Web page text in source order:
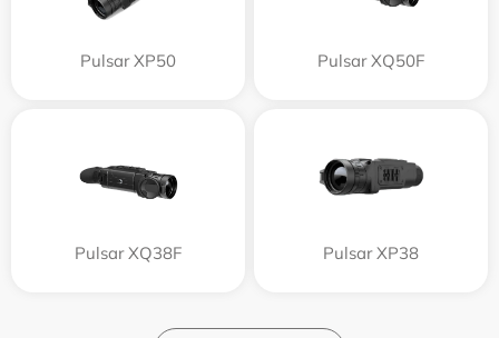
Pulsar XP50 Pulsar XQ50F
Pulsar XQ38F Pulsar XP38